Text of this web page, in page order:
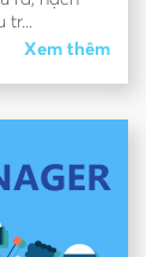
Xem thêm